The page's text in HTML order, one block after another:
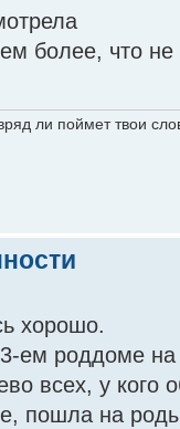
более, что
ли поймет твои
хорошо.
ем роддоме на
всех, у кого
пошла на